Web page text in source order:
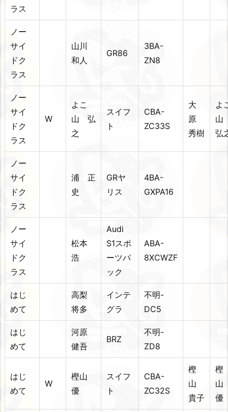
ラス
ノー
サイ
ドク
ラス
山川
和人
GR86
3BA-
ZN8
ノー
サイ
ドク
ラス
W
よこ
山 弘
之
スイフ
ト
CBA-
ZC33S
大
原
秀樹
よ
弘
ノー
サイ
ドク
ラス
浦 正
史
GRヤ
リス
4BA-
GXPA16
ノー
サイ
ドク
ラス
松本
浩
Audi
S1スポ
ーツパ
ック
ABA-
8XCWZF
はじ
めて
高梨
将多
インテ
グラ
不明-
DC5
はじ
めて
河原
健吾
BRZ
不明-
ZD8
はじ
めて
W
樫山
優
スイフ
ト
CBA-
ZC32S
樫
山
貴子
樫
優